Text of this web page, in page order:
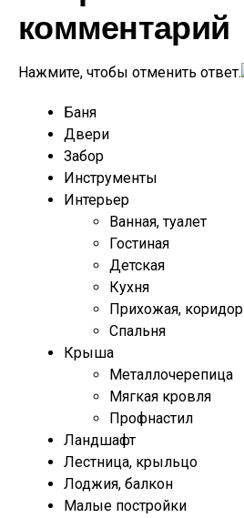
комментарий
Нажмите, чтобы отменить ответ.
Баня
Двери
Забор
Инструменты
Интерьер
Ванная, туалет
Гостиная
Детская
Кухня
Прихожая, коридор
Спальня
Крыша
Металлочерепица
Мягкая кровля
Профнастил
Ландшафт
Лестница, крыльцо
Лоджия, балкон
Малые постройки